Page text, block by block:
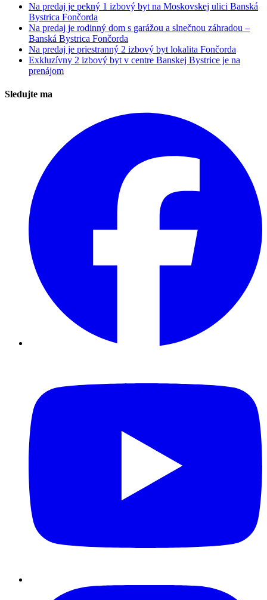
Na predaj je pekný 1 izbový byt na Moskovskej ulici Banská
Bystrica Fončorda
Na predaj je rodinný dom s garážou a slnečnou záhradou –
Banská Bystrica Fončorda
Na predaj je priestranný 2 izbový byt lokalita Fončorda
Exkluzívny 2 izbový byt v centre Banskej Bystrice je na
prenájom
Sledujte ma